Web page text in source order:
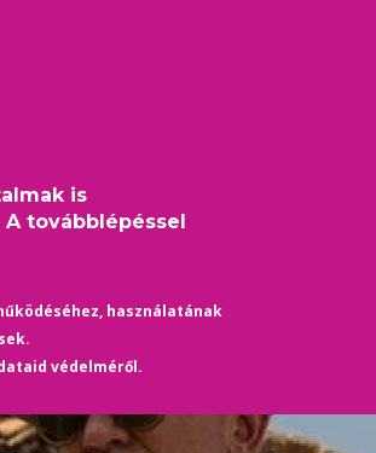
is
továbblépéssel
használatának
védelméről.
robbant kasszát Daniel Craig –